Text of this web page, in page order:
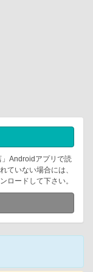
Androidアプリで読
ていない場合には、
ロードして下さい。